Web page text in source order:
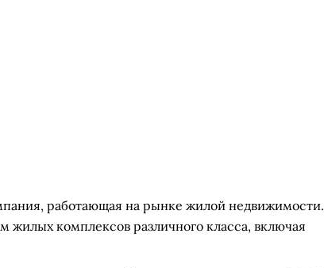
работающая на рынке жилой недвижимости.
жилых комплексов различного класса, включая